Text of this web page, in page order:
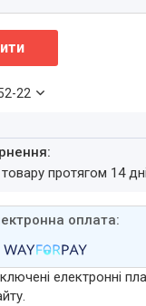
22
товару протягом 14
електронні